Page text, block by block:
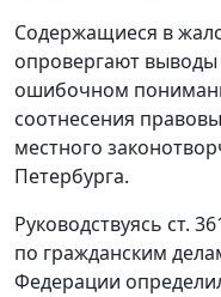
Содержащиеся в
опровергают выводы
ошибочном
соотнесения
местного
Петербурга.
Руководствуясь ст.
по гражданским
Федерации